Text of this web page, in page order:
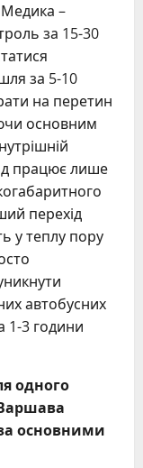
Медика –
за 15-30
за 5-10
на перетин
основним
працює лише
перехід
у теплу пору
автобусних
1-3 години
одного
основними